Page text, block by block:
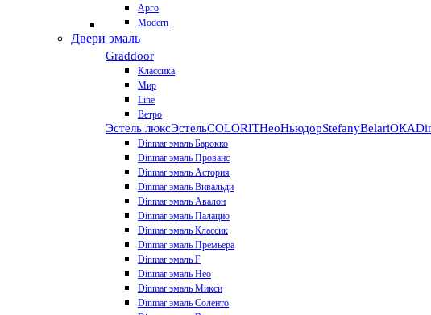
Арго
Modern
Двери эмаль
Graddoor
Классика
Мир
Line
Ветро
Эстель люксЭстельCOLORITНеоНьюдорStefanyBelariОКА
Dinmar эмаль Барокко
Dinmar эмаль Прованс
Dinmar эмаль Астория
Dinmar эмаль Вивальди
Dinmar эмаль Авалон
Dinmar эмаль Палацио
Dinmar эмаль Классик
Dinmar эмаль Премьера
Dinmar эмаль F
Dinmar эмаль Нео
Dinmar эмаль Микси
Dinmar эмаль Соленто